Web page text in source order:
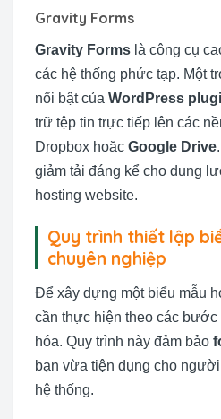
Gravity Forms
Gravity Forms là công cụ
các hệ thống phức tạp. Một
nổi bật của WordPress
trữ tệp tin trực tiếp lên các
Dropbox hoặc Google Drive
giảm tải đáng kể cho dung
hosting website.
Quy trình thiết lập
chuyên nghiệp
Để xây dựng một biểu mẫu
cần thực hiện theo các
hóa. Quy trình này đảm bảo
bạn vừa tiện dụng cho
hệ thống.